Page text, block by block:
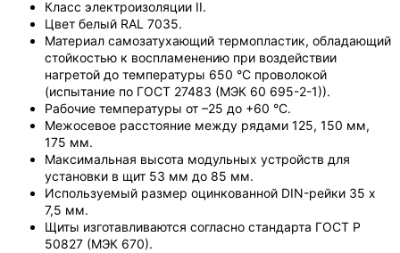
Класс электроизоляции II.
Цвет белый RAL 7035.
Материал самозатухающий термопластик, обладающий
стойкостью к воспламенению при воздействии
нагретой до температуры 650 °С проволокой
(испытание по ГОСТ 27483 (МЭК 60 695-2-1)).
Рабочие температуры от –25 до +60 °С.
Межосевое расстояние между рядами 125, 150 мм,
175 мм.
Максимальная высота модульных устройств для
установки в щит 53 мм до 85 мм.
Используемый размер оцинкованной DIN-рейки 35 x
7,5 мм.
Щиты изготавливаются согласно стандарта ГОСТ Р
50827 (МЭК 670).